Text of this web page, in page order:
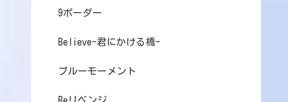
9ボーダー
Believe-君にかける橋-
ブルーモーメント